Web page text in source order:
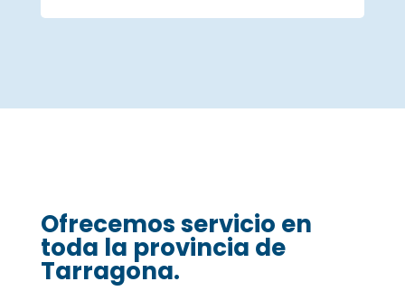
Ofrecemos servicio en
toda la provincia de
Tarragona.